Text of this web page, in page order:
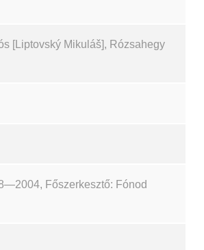
[Liptovský Mikuláš], Rózsahegy
Főszerkesztő: Fónod